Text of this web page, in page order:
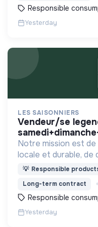
Responsible
Yesterday
LES SAISONNIERS
vendeur/se legendre -
Notre mission est
locale et durable,
abordable.
💡 Responsible
Long-term contract
Responsible
Yesterday